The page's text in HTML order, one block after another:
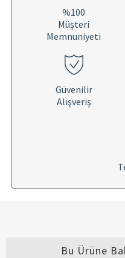
%100
Müşteri
Memnuniyeti
Güvenilir
Alışveriş
Bu Ürüne